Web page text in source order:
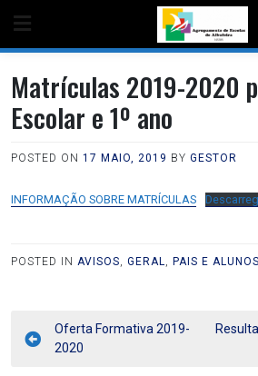
Matrículas 2019-2020
Escolar e 1º ano
POSTED ON 17 MAIO, 2019 BY GESTOR
INFORMAÇÃO SOBRE MATRÍCULAS
POSTED IN AVISOS, GERAL, PAIS E ALUNOS
Oferta Formativa 2019-
2020